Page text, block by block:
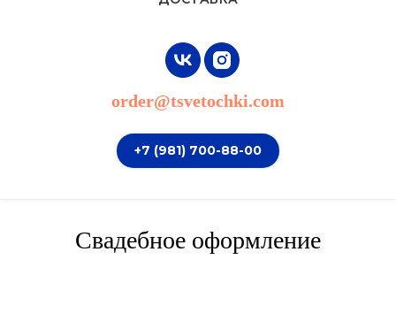
order@tsvetochki.com
+7 (981) 700-88-00
Свадебное оформление